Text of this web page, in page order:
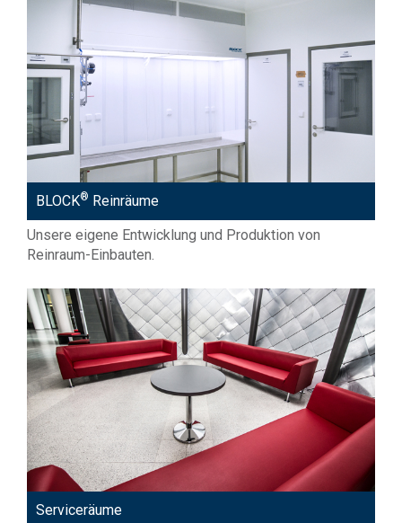
BLOCK® Reinräume
Unsere eigene Entwicklung und Produktion von
Reinraum-Einbauten.
Serviceräume